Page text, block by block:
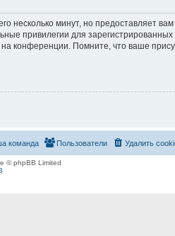
несколько минут, но предоставляет
привилегии для
конференции. Помните, что ваше
Удалить
Пользователи
команда
© phpBB Limited